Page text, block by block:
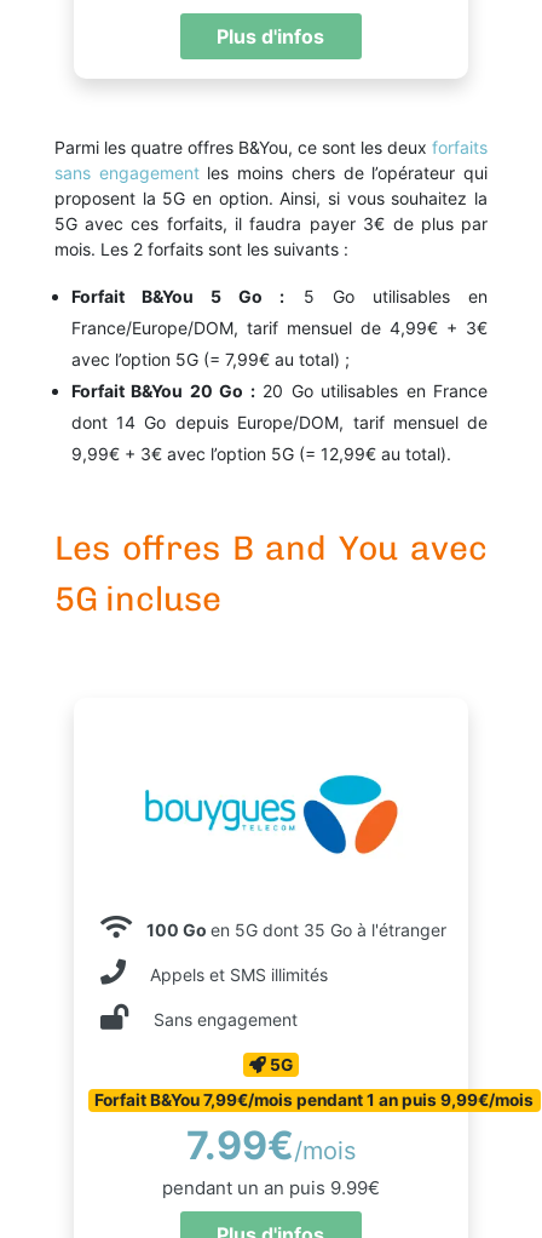
Plus d'infos
Parmi les quatre offres B&You, ce sont les deuxforfaits
sans engagementles moins chers de l’opérateur qui
proposent la 5G en option. Ainsi, si vous souhaitez la
5G avec ces forfaits, il faudra payer 3€ de plus par
mois. Les 2 forfaits sont les suivants :
Forfait B&You 5 Go : 5 Go utilisables en
France/Europe/DOM, tarif mensuel de 4,99€ + 3€
avec l’option 5G (= 7,99€ au total) ;
Forfait B&You 20 Go :20 Go utilisables en France
dont 14 Go depuis Europe/DOM, tarif mensuel de
9,99€ + 3€ avec l’option 5G (= 12,99€ au total).
Les offres B and You avec
5G incluse
100 Go en 5G dont 35 Go à l'étranger
Appels et SMS illimités
Sans engagement
5G
Forfait B&You 7,99€/mois pendant 1 an puis 9,99€/mois
7.99€/mois
pendant un an puis 9.99€